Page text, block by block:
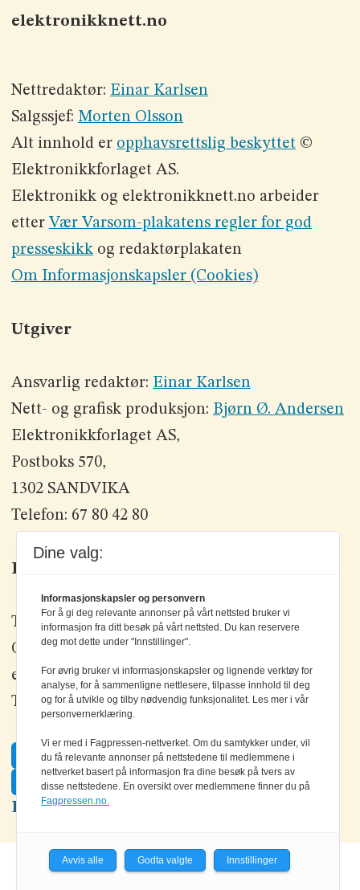
elektronikknett.no
Nettredaktør: Einar Karlsen
Salgssjef: Morten Olsson
Alt innhold er opphavsrettslig beskyttet©
Elektronikkforlaget AS.
Elektronikk og elektronikknett.no arbeider
etter Vær Varsom-plakatens regler for god
presseskikkog redaktørplakaten
Om Informasjonskapsler (Cookies)
Utgiver
Ansvarlig redaktør: Einar Karlsen
Nett- og grafisk produksjon: Bjørn Ø. Andersen
Elektronikkforlaget AS,
Postboks 570,
1302 SANDVIKA
Telefon: 67 80 42 80
Kontakt oss
Tlf: +47 67 80 42 80
Olav Brunborgs vei 6, 1396 Billingstad
epost: elektronikk@elektronikkforlaget.no
Tips oss:tips@elektronikkforlaget.no
Facebook
Twitter
LinkedIn
Dine valg:
Informasjonskapsler og personvern
For å gi deg relevante annonser på vårt nettsted bruker vi
informasjon fra ditt besøk på vårt nettsted. Du kan reservere
deg mot dette under "Innstillinger".
For øvrig bruker vi informasjonskapsler og lignende verktøy for
analyse, for å sammenligne nettlesere, tilpasse innhold til deg
og for å utvikle og tilby nødvendig funksjonalitet. Les mer i vår
personvernerklæring.
Vi er med i Fagpressen-nettverket. Om du samtykker under, vil
du få relevante annonser på nettstedene til medlemmene i
nettverket basert på informasjon fra dine besøk på tvers av
disse nettstedene. En oversikt over medlemmene finner du på
Fagpressen.no.
Avvis alle Godta valgte Innstillinger